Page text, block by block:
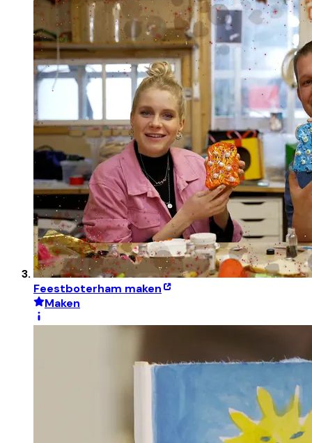
Feestboterham maken
Maken